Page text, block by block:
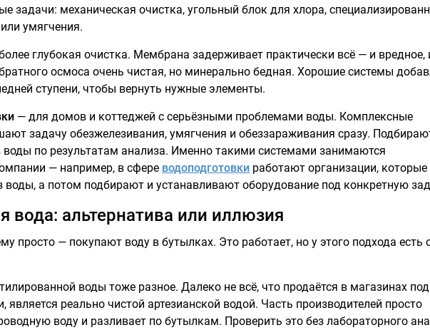
задачи: механическая очистка, угольный блок для хлора,
умягчения.
глубокая очистка. Мембрана задерживает практически всё — и вредное,
осмоса очень чистая, но минерально бедная. Хорошие системы
ступени, чтобы вернуть нужные элементы.
— для домов и коттеджей с серьёзными проблемами воды. Комплексные
задачу обезжелезивания, умягчения и обеззараживания сразу.
воды по результатам анализа. Именно такими системами занимаются
— например, в сфере водоподготовки работают организации, которые
воды, а потом подбирают и устанавливают оборудование под конкретную
вода: альтернатива или иллюзия
просто — покупают воду в бутылках. Это работает, но у этого подхода есть
воды тоже разное. Далеко не всё, что продаётся в магазинах под
реально чистой артезианской водой. Часть производителей просто
воду и разливает по бутылкам. Проверить это без лабораторного